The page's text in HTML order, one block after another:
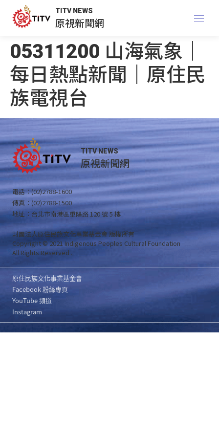
TITV NEWS
原視新聞網
05311200 山海氣象｜
每日熱點新聞｜原住民
族電視台
TITV NEWS
原視新聞網
電話：(02)2788-1600
傳真：(02)2788-1500
地址：台北市南港區重陽路 120 號 5 樓
財團法人原住民族文化事業基金會 版權所有
Copyright © 2021 Indigenous Peoples Cultural Foundation
All Rights Reserved .
原住民族文化事業基金會
Facebook 粉絲專頁
YouTube 頻道
Instagram